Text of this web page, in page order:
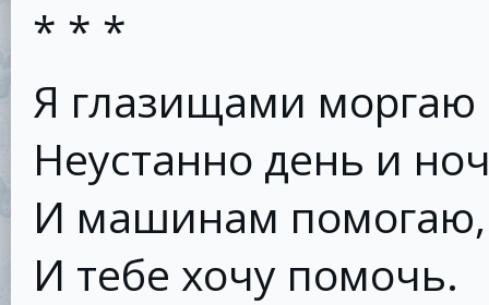
* * *
Я глазищами моргаю
Неустанно день и
И машинам помогаю,
И тебе хочу помочь.